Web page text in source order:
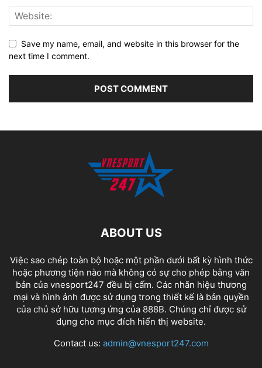
Save my name, email, and website in this browser for the
next time I comment.
ABOUT US
Việc sao chép toàn bộ hoặc một phần dưới bất kỳ hình thức
hoặc phương tiện nào mà không có sự cho phép bằng văn
bản của vnesport247 đều bị cấm. Các nhãn hiệu thương
mại và hình ảnh được sử dụng trong thiết kế là bản quyền
của chủ sở hữu tương ứng của 888B. Chúng chỉ được sử
dụng cho mục đích hiển thị website.
Contact us: admin@vnesport247.com